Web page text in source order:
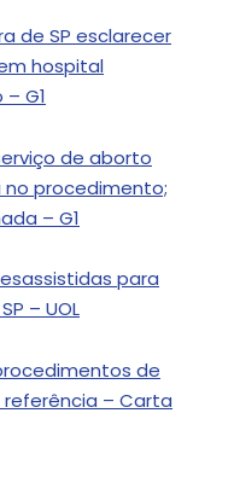
de SP esclarecer
hospital
G1
de aborto
procedimento;
– G1
para
– UOL
de
referência – Carta